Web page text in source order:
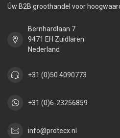
Úw B2B groothandel voor
Bernhardlaan 7
9471 EH Zuidlaren
Nederland
+31 (0)50 4090773
+31 (0)6-23256859
info@protecx.nl